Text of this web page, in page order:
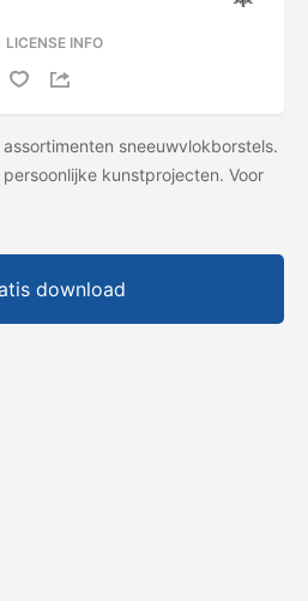
LICENSE INFO
sneeuwvlokborstels.
kunstprojecten. Voor
download